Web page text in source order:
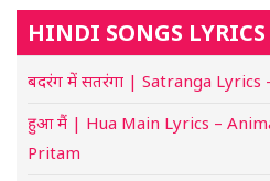
HINDI SONGS LYRICS
बदरंग में सतरंगा | Satranga
हुआ मैं | Hua Main Lyrics –
Pritam